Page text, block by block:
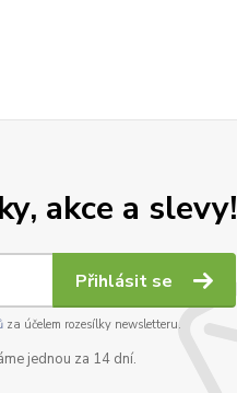
akce a slevy!
Přihlásit se
za účelem rozesílky newsletteru.
jednou za 14 dní.